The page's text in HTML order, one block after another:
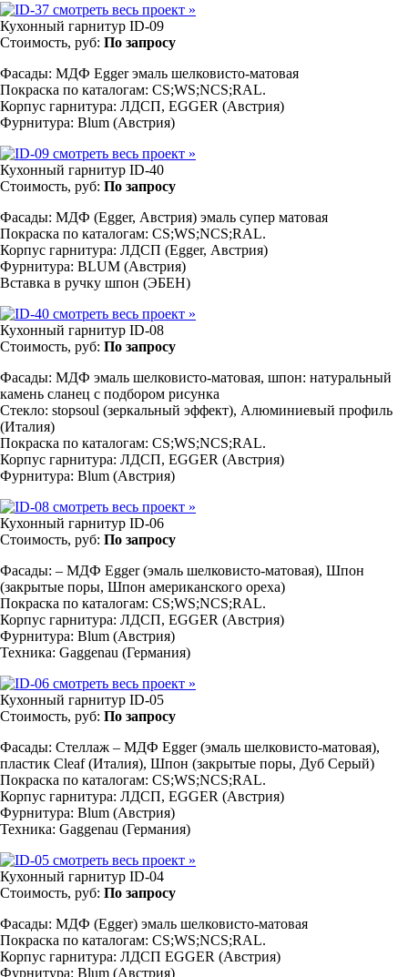
смотреть весь проект »
Кухонный гарнитур ID-09
Стоимость, руб: По запросу
Фасады: МДФ Egger эмаль шелковисто-матовая
Покраска по каталогам: CS;WS;NCS;RAL.
Корпус гарнитура: ЛДСП, EGGER (Австрия)
Фурнитура: Blum (Австрия)
смотреть весь проект »
Кухонный гарнитур ID-40
Стоимость, руб: По запросу
Фасады: МДФ (Egger, Австрия) эмаль супер матовая
Покраска по каталогам: CS;WS;NCS;RAL.
Корпус гарнитура: ЛДСП (Egger, Австрия)
Фурнитура: BLUM (Австрия)
Вставка в ручку шпон (ЭБЕН)
смотреть весь проект »
Кухонный гарнитур ID-08
Стоимость, руб: По запросу
Фасады: МДФ эмаль шелковисто-матовая, шпон: натуральный
камень сланец с подбором рисунка
Стекло: stopsoul (зеркальный эффект), Алюминиевый профиль
(Италия)
Покраска по каталогам: CS;WS;NCS;RAL.
Корпус гарнитура: ЛДСП, EGGER (Австрия)
Фурнитура: Blum (Австрия)
смотреть весь проект »
Кухонный гарнитур ID-06
Стоимость, руб: По запросу
Фасады: – МДФ Egger (эмаль шелковисто-матовая), Шпон
(закрытые поры, Шпон американского ореха)
Покраска по каталогам: CS;WS;NCS;RAL.
Корпус гарнитура: ЛДСП, EGGER (Австрия)
Фурнитура: Blum (Австрия)
Техника: Gaggenau (Германия)
смотреть весь проект »
Кухонный гарнитур ID-05
Стоимость, руб: По запросу
Фасады: Стеллаж – МДФ Egger (эмаль шелковисто-матовая),
пластик Cleaf (Италия), Шпон (закрытые поры, Дуб Серый)
Покраска по каталогам: CS;WS;NCS;RAL.
Корпус гарнитура: ЛДСП, EGGER (Австрия)
Фурнитура: Blum (Австрия)
Техника: Gaggenau (Германия)
смотреть весь проект »
Кухонный гарнитур ID-04
Стоимость, руб: По запросу
Фасады: МДФ (Egger) эмаль шелковисто-матовая
Покраска по каталогам: CS;WS;NCS;RAL.
Корпус гарнитура: ЛДСП EGGER (Австрия)
Фурнитура: Blum (Австрия)